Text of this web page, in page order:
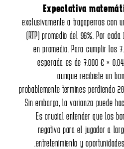
Expectativa
exclusivamente a
(RTP) promedio del
en promedio. Para
esperada es de
aunque
probablemente termines
Sin embargo, la
Es crucial entender
negativo para el
entretenimiento y